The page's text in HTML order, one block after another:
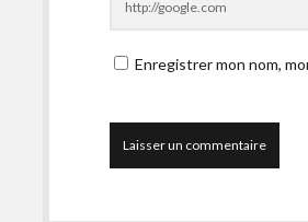
Enregistrer mon nom,